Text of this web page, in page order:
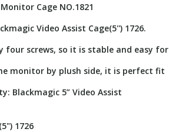
Cage NO.1821
Video Assist Cage(5'') 1726.
screws, so it is stable and easy for
monitor by plush side, it is perfect fit
Blackmagic 5” Video Assist
1726